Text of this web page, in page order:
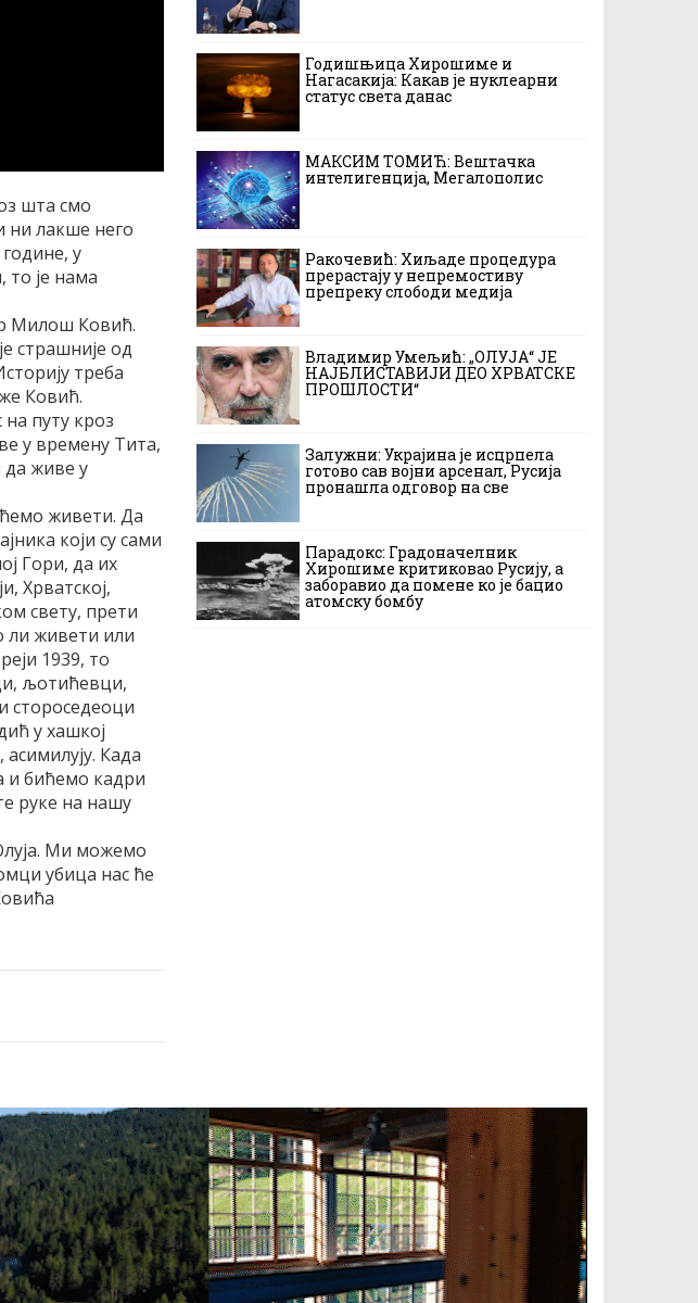
шта смо
ни лакше него
у
је нама
Милош Ковић.
страшније од
треба
Ковић.
путу кроз
у времену Тита,
да живе у
живети. Да
који су сами
Гори, да их
Хрватској,
свету, прети
ли живети или
1939, то
љотићевци,
стороседеоци
у хашкој
Када
и бићемо кадри
руке на нашу
Ми можемо
убица нас ће
Годишњица Хирошиме и
Нагасакија: Какав је нуклеарни
статус света данас
МАКСИМ ТОМИЋ: Вештачка
интелигенција, Мегалополис
Ракочевић: Хиљаде процедура
прерастају у непремостиву
препреку слободи медија
Владимир Умељић: „ОЛУЈА“ ЈЕ
НАЈБЛИСТАВИЈИ ДЕО ХРВАТСКЕ
ПРОШЛОСТИ“
Залужни: Украјина је исцрпела
готово сав војни арсенал, Русија
пронашла одговор на све
Парадокс: Градоначелник
Хирошиме критиковао Русију, а
заборавио да помене ко је бацио
атомску бомбу